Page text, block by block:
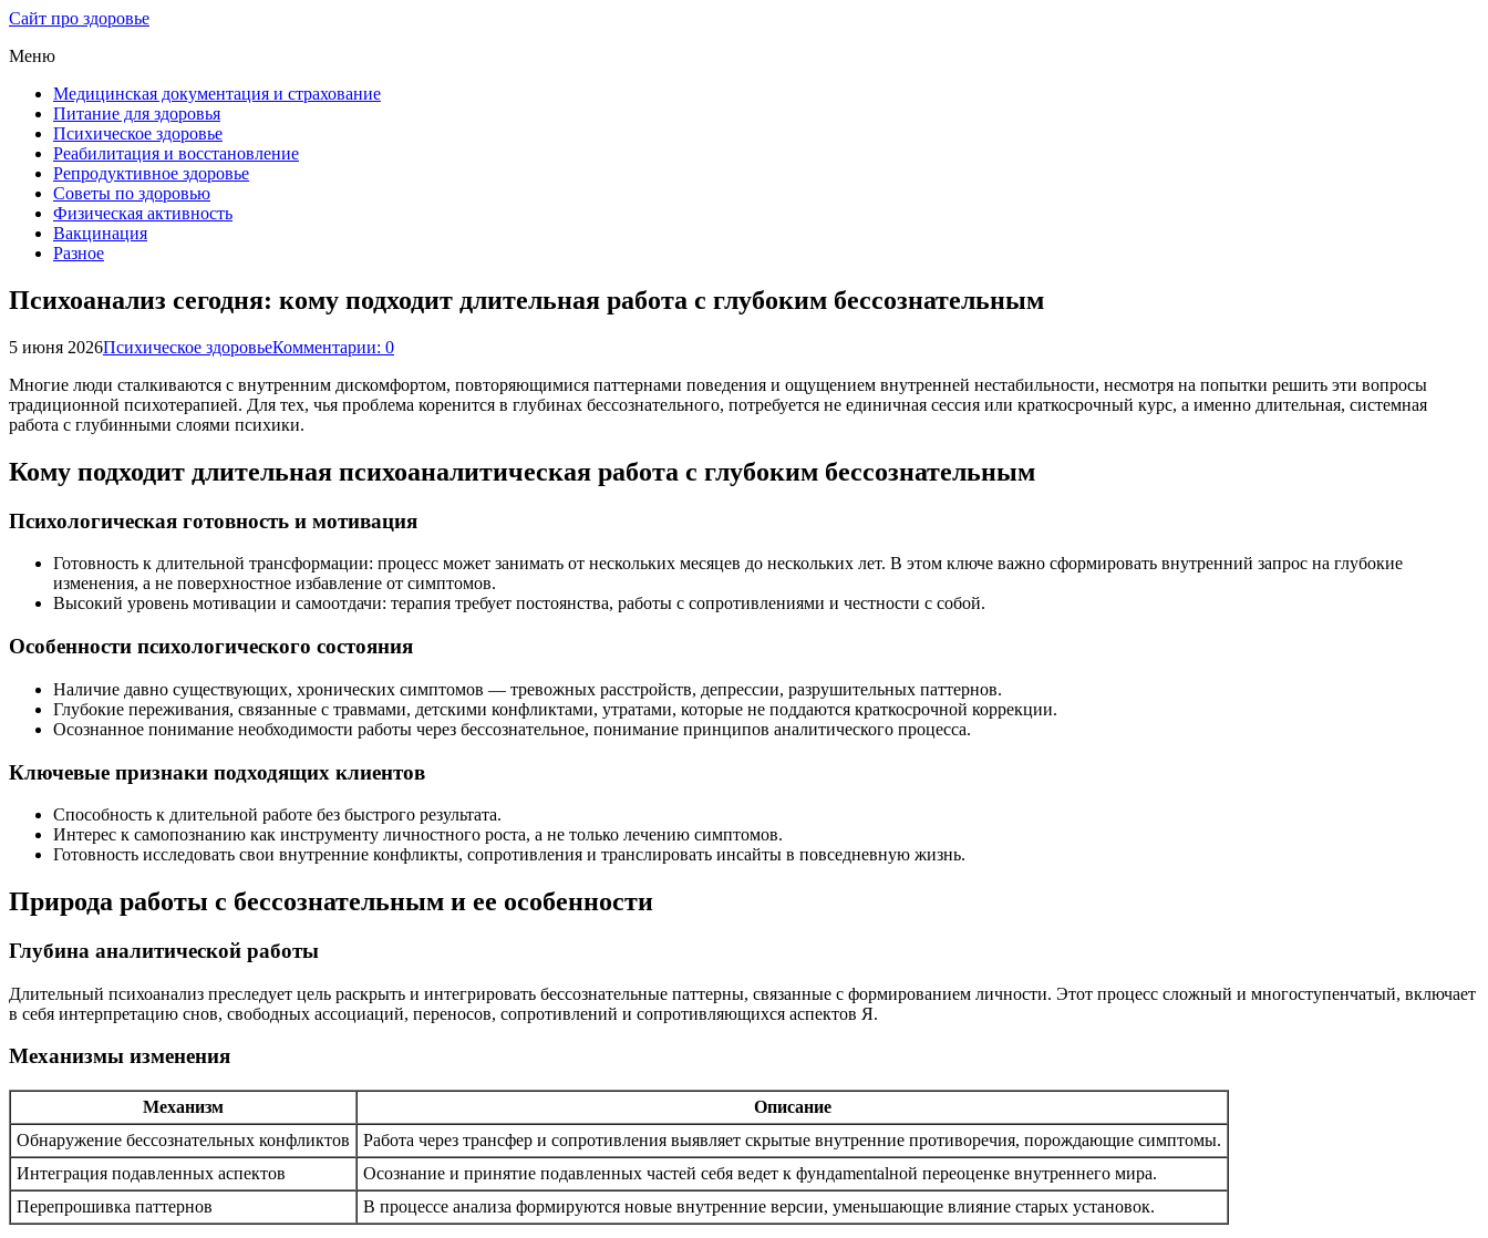
Сайт про здоровье
Меню
Медицинская документация и страхование
Питание для здоровья
Психическое здоровье
Реабилитация и восстановление
Репродуктивное здоровье
Советы по здоровью
Физическая активность
Вакцинация
Разное
Психоанализ сегодня: кому подходит длительная работа с глубоким бессознательным
5 июня 2026Психическое здоровьеКомментарии: 0
Многие люди сталкиваются с внутренним дискомфортом, повторяющимися паттернами поведения и ощущением внутренней нестабильности, несмотря на попытки решить эти вопросы
традиционной психотерапией. Для тех, чья проблема коренится в глубинах бессознательного, потребуется не единичная сессия или краткосрочный курс, а именно длительная, системная
работа с глубинными слоями психики.
Кому подходит длительная психоаналитическая работа с глубоким бессознательным
Психологическая готовность и мотивация
Готовность к длительной трансформации: процесс может занимать от нескольких месяцев до нескольких лет. В этом ключе важно сформировать внутренний запрос на глубокие
изменения, а не поверхностное избавление от симптомов.
Высокий уровень мотивации и самоотдачи: терапия требует постоянства, работы с сопротивлениями и честности с собой.
Особенности психологического состояния
Наличие давно существующих, хронических симптомов — тревожных расстройств, депрессии, разрушительных паттернов.
Глубокие переживания, связанные с травмами, детскими конфликтами, утратами, которые не поддаются краткосрочной коррекции.
Осознанное понимание необходимости работы через бессознательное, понимание принципов аналитического процесса.
Ключевые признаки подходящих клиентов
Способность к длительной работе без быстрого результата.
Интерес к самопознанию как инструменту личностного роста, а не только лечению симптомов.
Готовность исследовать свои внутренние конфликты, сопротивления и транслировать инсайты в повседневную жизнь.
Природа работы с бессознательным и ее особенности
Глубина аналитической работы
Длительный психоанализ преследует цель раскрыть и интегрировать бессознательные паттерны, связанные с формированием личности. Этот процесс сложный и многоступенчатый, включает
в себя интерпретацию снов, свободных ассоциаций, переносов, сопротивлений и сопротивляющихся аспектов Я.
Механизмы изменения
Механизм
Описание
Обнаружение бессознательных конфликтов
Работа через трансфер и сопротивления выявляет скрытые внутренние противоречия, порождающие симптомы.
Интеграция подавленных аспектов
Осознание и принятие подавленных частей себя ведет к фундamentalной переоценке внутреннего мира.
Перепрошивка паттернов
В процессе анализа формируются новые внутренние версии, уменьшающие влияние старых установок.